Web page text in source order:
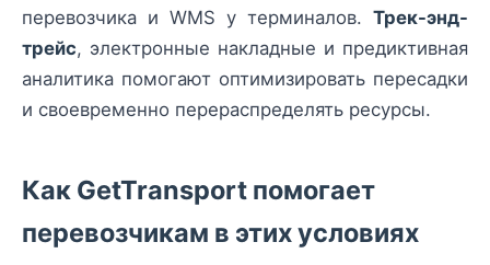
перевозчика и WMS у терминалов. Трек-энд-
трейс, электронные накладные и предиктивная
аналитика помогают оптимизировать пересадки
и своевременно перераспределять ресурсы.
Как GetTransport помогает
перевозчикам в этих условиях